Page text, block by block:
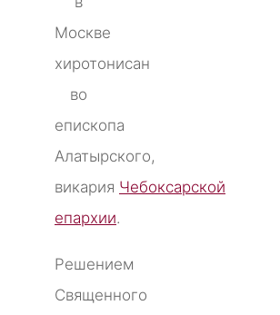
Москве
хиротонисан
во
епископа
Алатырского,
викария Чебоксарской
епархии.
Решением
Священного